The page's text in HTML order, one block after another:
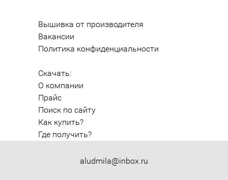
aludmila@inbox.ru
Вышивка от производителя
Вакансии
Политика конфиденциальности
Скачать:
О компании
Прайс
Поиск по сайту
Как купить?
Где получить?